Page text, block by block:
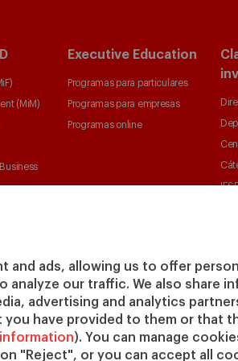
and ads, allowing us to offer
analyze our traffic. We also share
advertising and analytics
have provided to them or that
). You can manage
"Reject", or you can accept all
(MiM)
Executive Education
Programas para particulares
Programas para empresas
Programas online